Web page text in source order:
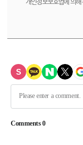
개인정보보호법에 의해